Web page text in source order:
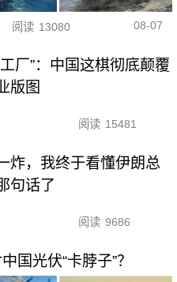
阅读 13080 08-07
厂”：中国这棋彻底颠覆
版图
阅读 15481
炸，我终于看懂伊朗总
句话了
阅读 9686
国光伏“卡脖子”？